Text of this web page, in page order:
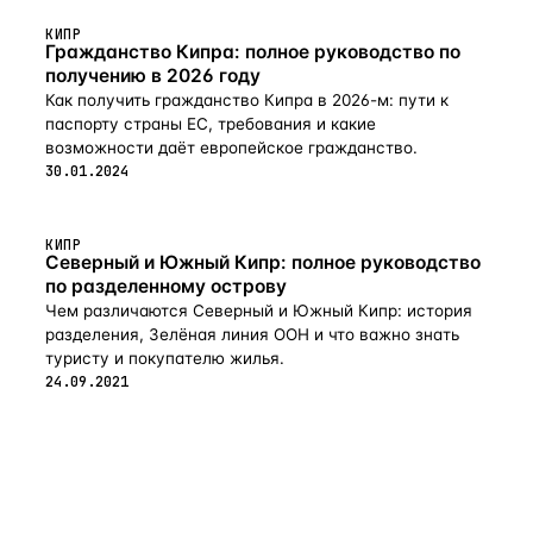
Небольшой сад вокруг дома завершает собственность.
Титул права собственности доступен. Расположение:
1.5 км до моря 100 м до всех удобств 0 км до центра
Лимассола 60 км до международного аэропорта
Ларнаки
КИПР
Гражданство Кипра: полное руководство по
получению в 2026 году
Как получить гражданство Кипра в 2026-м: пути к
паспорту страны ЕС, требования и какие
возможности даёт европейское гражданство.
30.01.2024
КИПР
Северный и Южный Кипр: полное руководство
по разделенному острову
Чем различаются Северный и Южный Кипр: история
разделения, Зелёная линия ООН и что важно знать
туристу и покупателю жилья.
24.09.2021